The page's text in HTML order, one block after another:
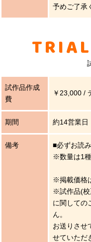
予めご了承
試作品作成
費
￥23,000 /
期間 約14営業日
備考
■必ずお読
※数量は1種
※掲載価格
※試作品(校
に関しての
ん。
お送りさせ
せていただ